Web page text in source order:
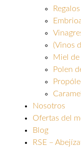
(Vinos
Miel de
Polen
Nosotros
Ofertas del
Blog
RSE –